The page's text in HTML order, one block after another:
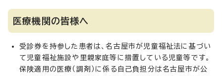
医療機関の皆様へ
受診券を持参した患者は、名古屋市が児童福祉法に基づい
て児童福祉施設や里親家庭等に措置している児童等です。
保険適用の医療（調剤）に係る自己負担分は名古屋市が公